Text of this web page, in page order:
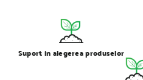
Suport in alegerea produselor